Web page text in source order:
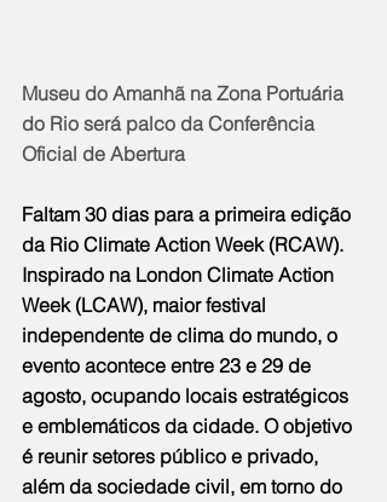
Museu do Amanhã na Zona Portuária
do Rio será palco da Conferência
Oficial de Abertura
Faltam 30 dias para a primeira edição
da Rio Climate Action Week (RCAW).
Inspirado na London Climate Action
Week (LCAW), maior festival
independente de clima do mundo, o
evento acontece entre 23 e 29 de
agosto, ocupando locais estratégicos
e emblemáticos da cidade. O objetivo
é reunir setores público e privado,
além da sociedade civil, em torno do